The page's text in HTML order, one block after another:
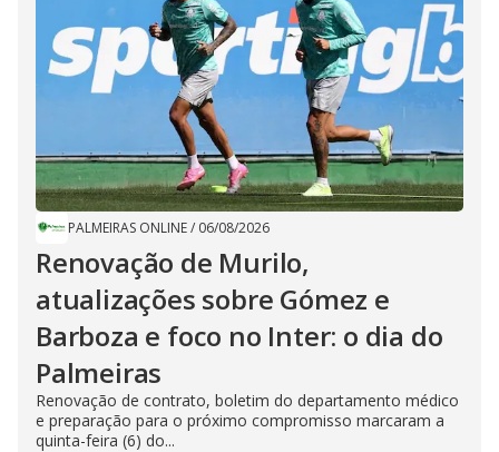
PALMEIRAS ONLINE/ 06/08/2026
Renovação de Murilo,
atualizações sobre Gómez e
Barboza e foco no Inter: o dia do
Palmeiras
Renovação de contrato, boletim do departamento médico
e preparação para o próximo compromisso marcaram a
quinta-feira (6) do...